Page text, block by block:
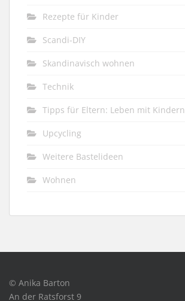
Rezepte für Kinder
Scandi-DIY
Skandinavisch wohnen
Technik
Tipps für Eltern: Leben mit Kindern
Upcycling
Weitere Bastelideen
Wohnen
© Anika Barton
An der Ratsforst 9